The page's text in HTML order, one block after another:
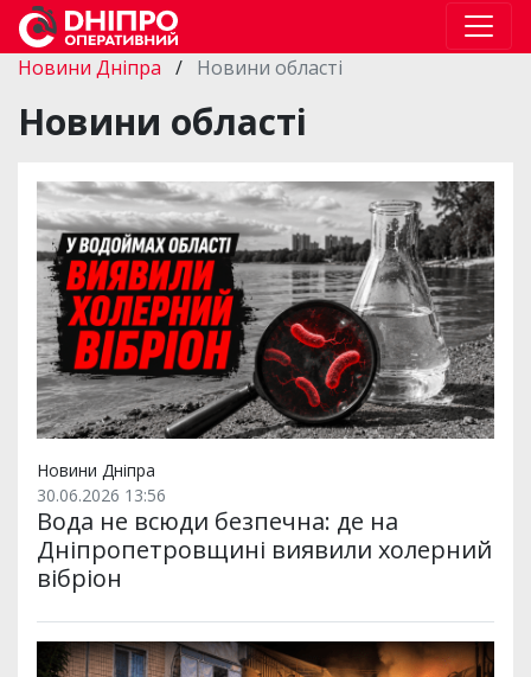
Новини Дніпра / Новини області
Новини області
Новини Дніпра
30.06.2026 13:56
Вода не всюди безпечна: де на
Дніпропетровщині виявили холерний
вібріон